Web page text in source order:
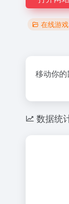
在线游戏
移动你
数据统